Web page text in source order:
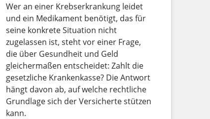
Wer an einer Krebserkrankung leidet
und ein Medikament benötigt, das für
seine konkrete Situation nicht
zugelassen ist, steht vor einer Frage,
die über Gesundheit und Geld
gleichermaßen entscheidet: Zahlt die
gesetzliche Krankenkasse? Die Antwort
hängt davon ab, auf welche rechtliche
Grundlage sich der Versicherte stützen
kann.